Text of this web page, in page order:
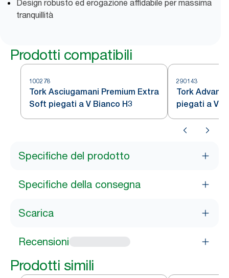
Design robusto ed erogazione affidabile per massima
tranquillità
Prodotti compatibili
100278
Tork Asciugamani Premium Extra
Soft piegati a V Bianco H3
290143
Tork
piegati a V
Specifiche del prodotto
Specifiche della consegna
Scarica
Recensioni
Prodotti simili